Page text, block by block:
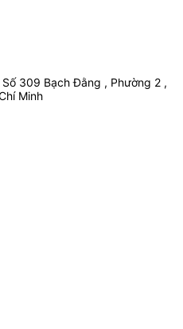
309 Bạch Đằng , Phường 2 ,
Minh